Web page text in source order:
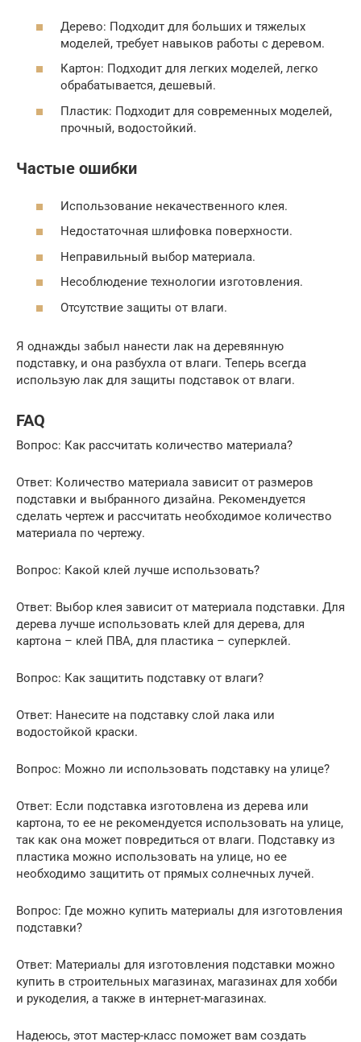
Дерево: Подходит для больших и тяжелых
моделей, требует навыков работы с деревом.
Картон: Подходит для легких моделей, легко
обрабатывается, дешевый.
Пластик: Подходит для современных моделей,
прочный, водостойкий.
Частые ошибки
Использование некачественного клея.
Недостаточная шлифовка поверхности.
Неправильный выбор материала.
Несоблюдение технологии изготовления.
Отсутствие защиты от влаги.
Я однажды забыл нанести лак на деревянную
подставку, и она разбухла от влаги. Теперь всегда
использую лак для защиты подставок от влаги.
FAQ
Вопрос: Как рассчитать количество материала?
Ответ: Количество материала зависит от размеров
подставки и выбранного дизайна. Рекомендуется
сделать чертеж и рассчитать необходимое количество
материала по чертежу.
Вопрос: Какой клей лучше использовать?
Ответ: Выбор клея зависит от материала подставки. Для
дерева лучше использовать клей для дерева, для
картона – клей ПВА, для пластика – суперклей.
Вопрос: Как защитить подставку от влаги?
Ответ: Нанесите на подставку слой лака или
водостойкой краски.
Вопрос: Можно ли использовать подставку на улице?
Ответ: Если подставка изготовлена из дерева или
картона, то ее не рекомендуется использовать на улице,
так как она может повредиться от влаги. Подставку из
пластика можно использовать на улице, но ее
необходимо защитить от прямых солнечных лучей.
Вопрос: Где можно купить материалы для изготовления
подставки?
Ответ: Материалы для изготовления подставки можно
купить в строительных магазинах, магазинах для хобби
и рукоделия, а также в интернет-магазинах.
Надеюсь, этот мастер-класс поможет вам создать